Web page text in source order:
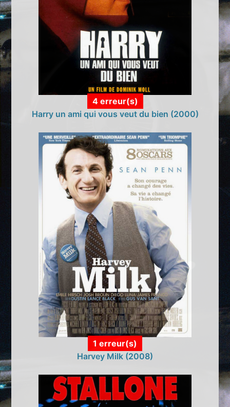
4 erreur(s)
Harry un ami qui vous veut du bien (2000)
1 erreur(s)
Harvey Milk (2008)